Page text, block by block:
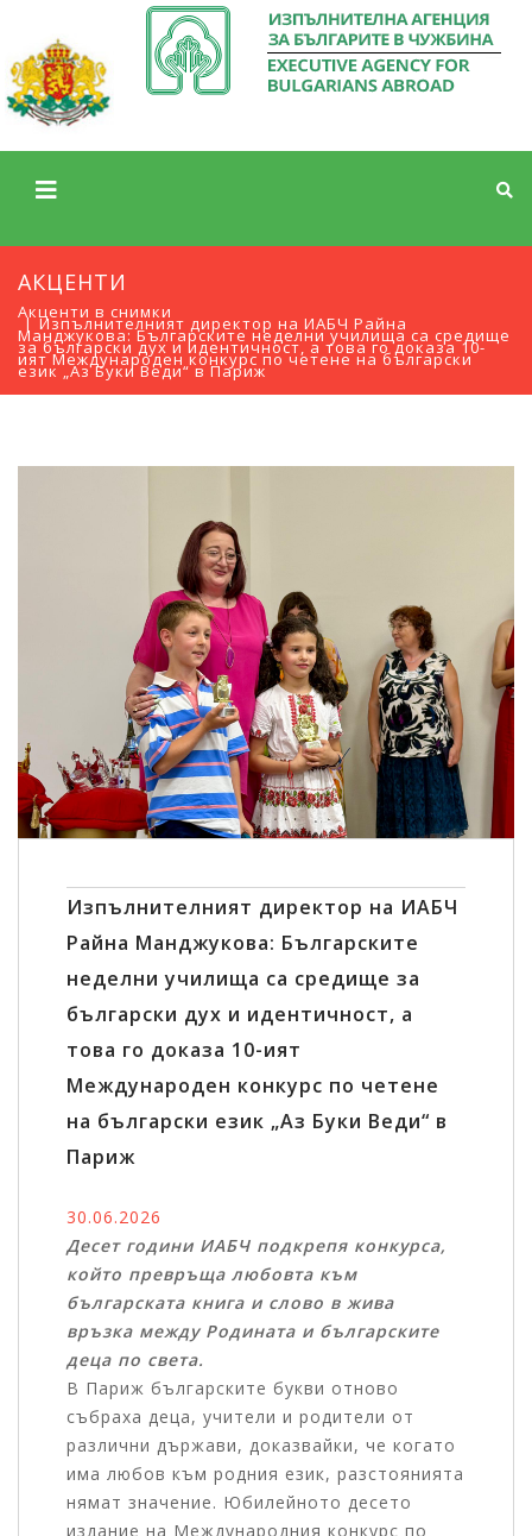
АКЦЕНТИ
Акценти в снимки
Изпълнителният директор на ИАБЧ Райна
Манджукова: Българските неделни училища са средище
за български дух и идентичност, а това го доказа 10-
ият Международен конкурс по четене на български
език „Аз Буки Веди“ в Париж
Сподели:
Изпълнителният директор на ИАБЧ
Райна Манджукова: Българските
неделни училища са средище за
български дух и идентичност, а
това го доказа 10-ият
Международен конкурс по четене
на български език „Аз Буки Веди“ в
Париж
30.06.2026
Десет години ИАБЧ подкрепя конкурса,
който превръща любовта към
българската книга и слово в жива
връзка между Родината и българските
деца по света.
В Париж българските букви отново
събраха деца, учители и родители от
различни държави, доказвайки, че когато
има любов към родния език, разстоянията
нямат значение. Юбилейното десето
издание на Международния конкурс по